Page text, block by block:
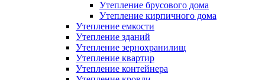
Утепление брусового дома
Утепление кирпичного дома
Утепление емкости
Утепление зданий
Утепление зернохранилищ
Утепление квартир
Утепление контейнера